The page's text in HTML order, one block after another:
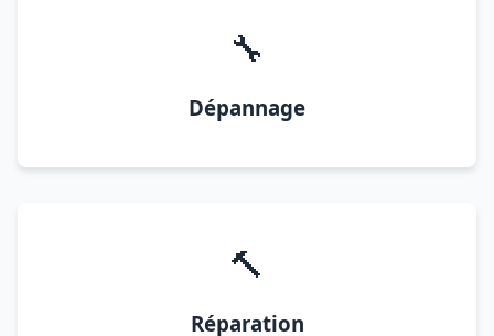
🔧
Dépannage
🔨
Réparation